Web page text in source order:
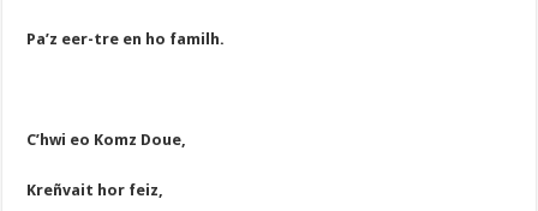
Pa’z eer-tre en ho familh.
C’hwi eo Komz Doue,
Kreñvait hor feiz,